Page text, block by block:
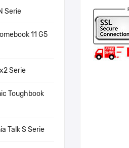
Serie
11 G5
Serie
Toughbook
Talk S Serie